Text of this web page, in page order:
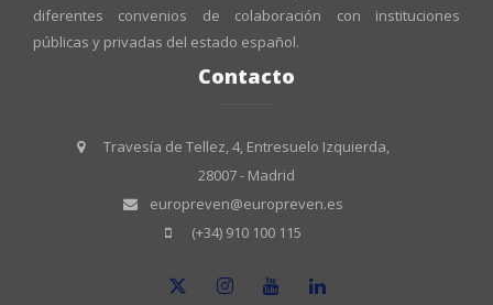
diferentes convenios de colaboración con instituciones
públicas y privadas del estado español.
Contacto
Travesía de Tellez, 4, Entresuelo Izquierda,
28007 - Madrid
europreven@europreven.es
(+34) 910 100 115